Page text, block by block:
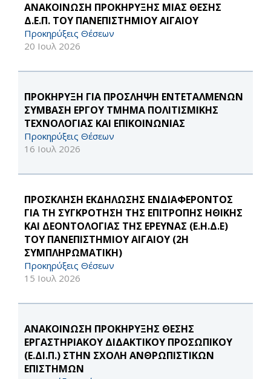
ΑΝΑΚΟΙΝΩΣΗ ΠΡΟΚΗΡΥΞΗΣ ΜΙΑΣ ΘΕΣΗΣ
Δ.Ε.Π. ΤΟΥ ΠΑΝΕΠΙΣΤΗΜΙΟΥ ΑΙΓΑΙΟΥ
Προκηρύξεις Θέσεων
20 Ιουλ 2026
ΠΡΟΚΗΡΥΞΗ ΓΙΑ ΠΡΟΣΛΗΨΗ ΕΝΤΕΤΑΛΜΕΝΩΝ
ΣΥΜΒΑΣΗ ΕΡΓΟΥ ΤΜΗΜΑ ΠΟΛΙΤΙΣΜΙΚΗΣ
ΤΕΧΝΟΛΟΓΙΑΣ ΚΑΙ ΕΠΙΚΟΙΝΩΝΙΑΣ
Προκηρύξεις Θέσεων
16 Ιουλ 2026
ΠΡΟΣΚΛΗΣΗ ΕΚΔΗΛΩΣΗΣ ΕΝΔΙΑΦΕΡΟΝΤΟΣ
ΓΙΑ ΤΗ ΣΥΓΚΡΟΤΗΣΗ ΤΗΣ ΕΠΙΤΡΟΠΗΣ ΗΘΙΚΗΣ
ΚΑΙ ΔΕΟΝΤΟΛΟΓΙΑΣ ΤΗΣ ΕΡΕΥΝΑΣ (Ε.Η.Δ.Ε)
ΤΟΥ ΠΑΝΕΠΙΣΤΗΜΙΟΥ ΑΙΓΑΙΟΥ (2Η
ΣΥΜΠΛΗΡΩΜΑΤΙΚΗ)
Προκηρύξεις Θέσεων
15 Ιουλ 2026
ΑΝΑΚΟΙΝΩΣΗ ΠΡΟΚΗΡΥΞΗΣ ΘΕΣΗΣ
ΕΡΓΑΣΤΗΡΙΑΚΟΥ ΔΙΔΑΚΤΙΚΟΥ ΠΡΟΣΩΠΙΚΟΥ
(Ε.ΔΙ.Π.) ΣΤΗΝ ΣΧΟΛΗ ΑΝΘΡΩΠΙΣΤΙΚΩΝ
ΕΠΙΣΤΗΜΩΝ